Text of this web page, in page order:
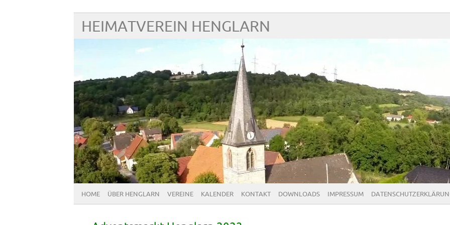
HEIMATVEREIN HENGLARN
HOME ÜBER HENGLARN VEREINE KALENDER KONTAKT DOWNLOADS IMPRESSUM